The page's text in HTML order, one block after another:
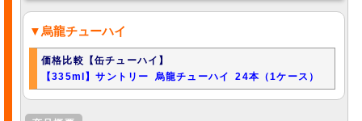
▼烏龍チューハイ
価格比較【缶チューハイ】
【335ml】サントリー 烏龍チューハイ 24本（1ケース）